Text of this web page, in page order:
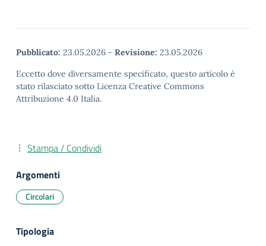
Pubblicato: 23.05.2026 - Revisione: 23.05.2026
Eccetto dove diversamente specificato, questo articolo è
stato rilasciato sotto Licenza Creative Commons
Attribuzione 4.0 Italia.
Stampa / Condividi
Argomenti
Circolari
Tipologia